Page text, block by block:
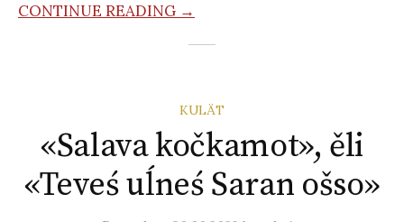
CONTINUE READING →
KULÄT
«Salava kočkamot», ěli
«Teveś uĺneś Saran ošso»